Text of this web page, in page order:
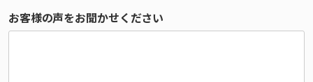
お客様の声をお聞かせください